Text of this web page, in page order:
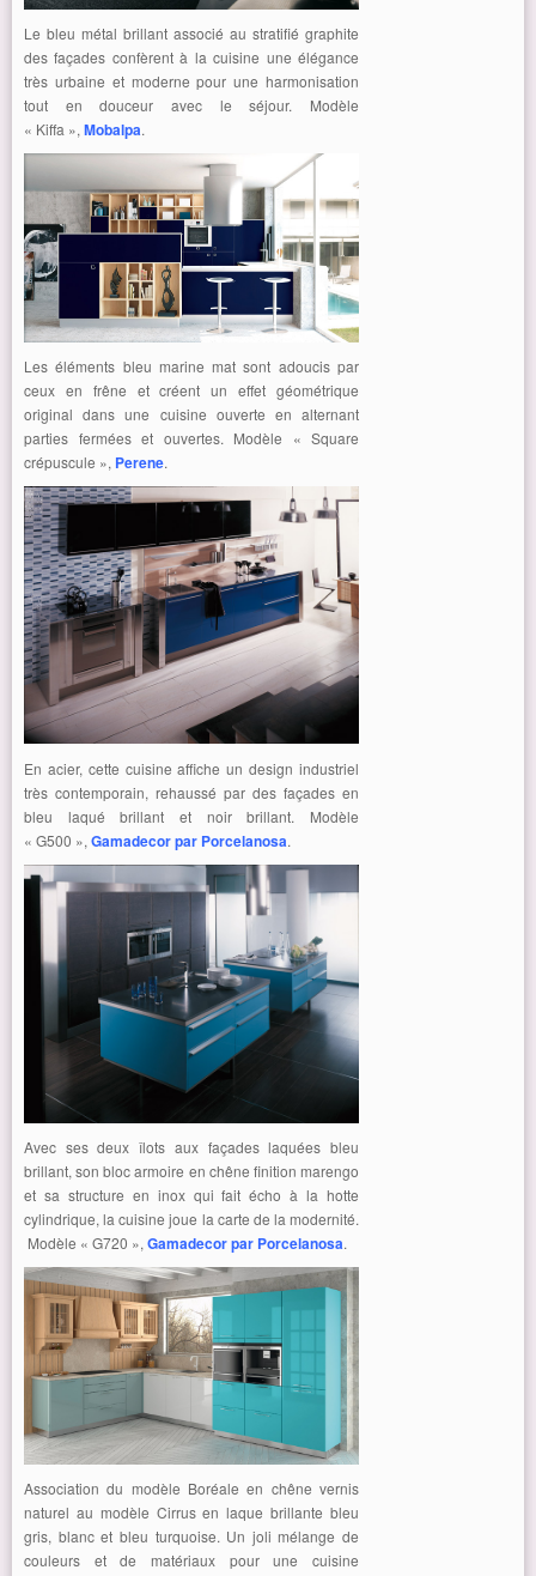
Le bleu métal brillant associé au stratifié graphite
des façades confèrent à la cuisine une élégance
très urbaine et moderne pour une harmonisation
tout en douceur avec le séjour. Modèle
« Kiffa »,Mobalpa.
Les éléments bleu marine mat sont adoucis par
ceux en frêne et créent un effet géométrique
original dans une cuisine ouverte en alternant
parties fermées et ouvertes. Modèle « Square
crépuscule », Perene.
En acier, cette cuisine affiche un design industriel
très contemporain, rehaussé par des façades en
bleu laqué brillant et noir brillant. Modèle
« G500 », Gamadecor par Porcelanosa.
Avec ses deux îlots aux façades laquées bleu
brillant, son bloc armoire en chêne finition marengo
et sa structure en inox qui fait écho à la hotte
cylindrique, la cuisine joue la carte de la modernité.
Modèle « G720 », Gamadecor par Porcelanosa.
Association du modèle Boréale en chêne vernis
naturel au modèle Cirrus en laque brillante bleu
gris, blanc et bleu turquoise. Un joli mélange de
couleurs et de matériaux pour une cuisine